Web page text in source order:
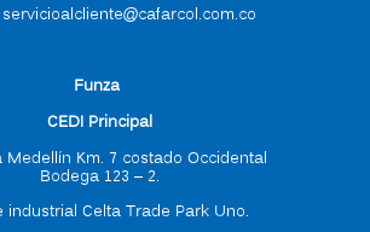
servicioalcliente@cafarcol.com.co
Funza
CEDI Principal
Medellín Km. 7 costado Occidental
Bodega 123 – 2.
industrial Celta Trade Park Uno.